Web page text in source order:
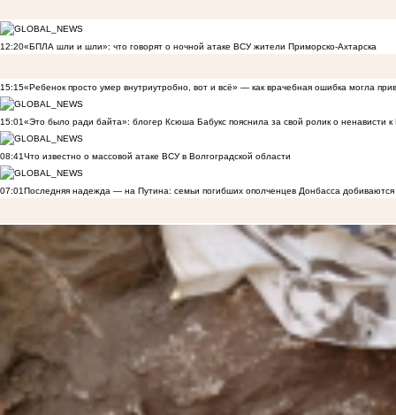
12:20«БПЛА шли и шли»: что говорят о ночной атаке ВСУ жители Приморско-Ахтарска
15:15«Ребенок просто умер внутриутробно, вот и всё» — как врачебная ошибка могла
15:01«Это было ради байта»: блогер Ксюша Бабукс пояснила за свой ролик о ненависти
08:41Что известно о массовой атаке ВСУ в Волгоградской области
07:01Последняя надежда — на Путина: семьи погибших ополченцев Донбасса добиваются